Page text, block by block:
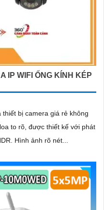
IP WIFI ỐNG KÍNH KÉP
thiết bị camera giá rẻ không
to rõ, được thiết kế với phát
hiện người và chống ngược sáng HDR. Hình ảnh rõ nét...